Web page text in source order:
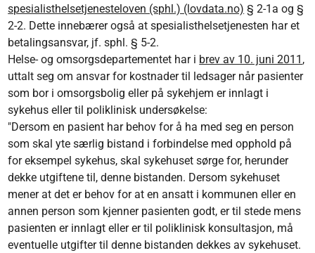
spesialisthelsetjenesteloven (sphl.) (lovdata.no) § 2-1a og §
2-2. Dette innebærer også at spesialisthelsetjenesten har et
betalingsansvar, jf. sphl. § 5-2.
Helse- og omsorgsdepartementet har i brev av 10. juni 2011 ,
uttalt seg om ansvar for kostnader til ledsager når pasienter
som bor i omsorgsbolig eller på sykehjem er innlagt i
sykehus eller til poliklinisk undersøkelse:
"Dersom en pasient har behov for å ha med seg en person
som skal yte særlig bistand i forbindelse med opphold på
for eksempel sykehus, skal sykehuset sørge for, herunder
dekke utgiftene til, denne bistanden. Dersom sykehuset
mener at det er behov for at en ansatt i kommunen eller en
annen person som kjenner pasienten godt, er til stede mens
pasienten er innlagt eller er til poliklinisk konsultasjon, må
eventuelle utgifter til denne bistanden dekkes av sykehuset.